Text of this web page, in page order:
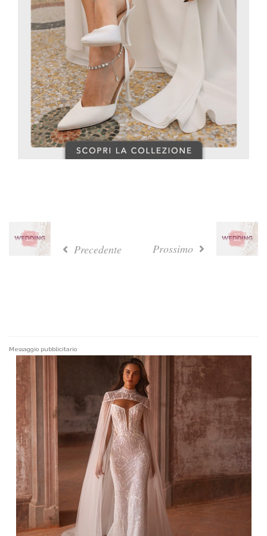
Precedente Prossimo
Messaggio pubblicitario